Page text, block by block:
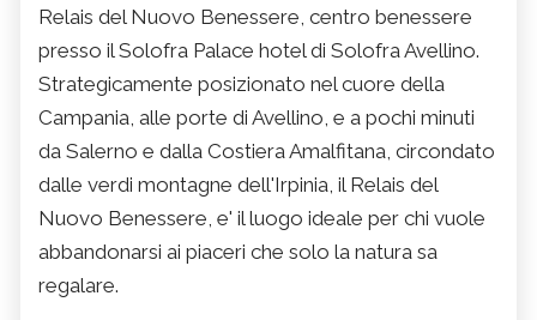
Relais del Nuovo Benessere, centro benessere
presso il Solofra Palace hotel di Solofra Avellino.
Strategicamente posizionato nel cuore della
Campania, alle porte di Avellino, e a pochi minuti
da Salerno e dalla Costiera Amalfitana, circondato
dalle verdi montagne dell'Irpinia, il Relais del
Nuovo Benessere, e' il luogo ideale per chi vuole
abbandonarsi ai piaceri che solo la natura sa
regalare.